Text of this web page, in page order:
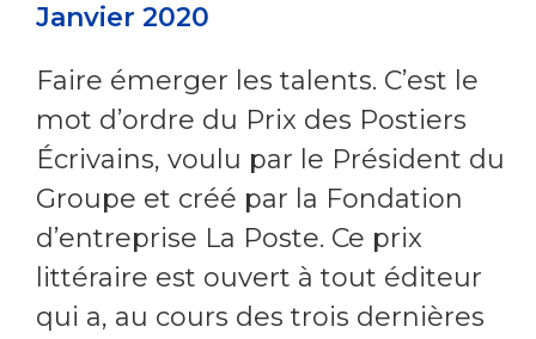
Janvier 2020
Faire émerger les talents. C’est le
mot d’ordre du Prix des Postiers
Écrivains, voulu par le Président du
Groupe et créé par la Fondation
d’entreprise La Poste. Ce prix
littéraire est ouvert à tout éditeur
qui a, au cours des trois dernières